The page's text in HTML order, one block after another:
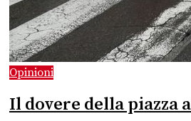
Opinioni
Il dovere della piazza